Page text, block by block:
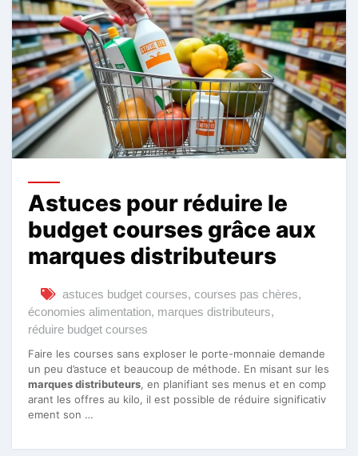
Astuces pour réduire le
budget courses grâce aux
marques distributeurs
astuces budget courses, courses pas chères,
économies alimentation, marques distributeurs,
réduire budget courses
Faire les courses sans exploser le porte-monnaie demande
un peu d’astuce et beaucoup de méthode. En misant sur les
marques distributeurs, en planifiant ses menus et en comp
arant les offres au kilo, il est possible de réduire significativ
ement son …